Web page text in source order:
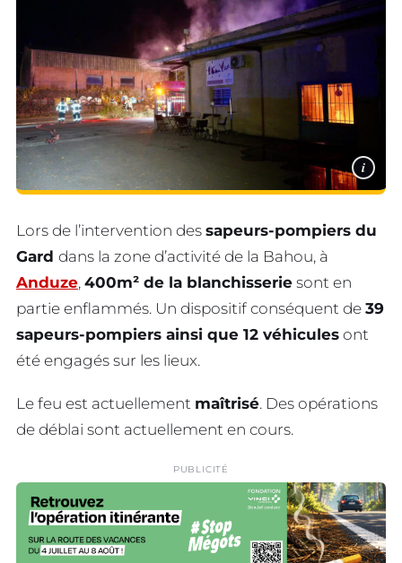
i
Lors de l’intervention des sapeurs-pompiers du
Gard dans la zone d’activité de la Bahou, à
Anduze, 400m² de la blanchisserie sont en
partie enflammés. Un dispositif conséquent de 39
sapeurs-pompiers ainsi que 12 véhicules ont
été engagés sur les lieux.
Le feu est actuellement maîtrisé. Des opérations
de déblai sont actuellement en cours.
PUBLICITÉ